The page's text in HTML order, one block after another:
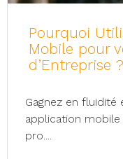
Pourquoi
Mobile pour
d’Entreprise ?
Gagnez en fluidité
application
pro....